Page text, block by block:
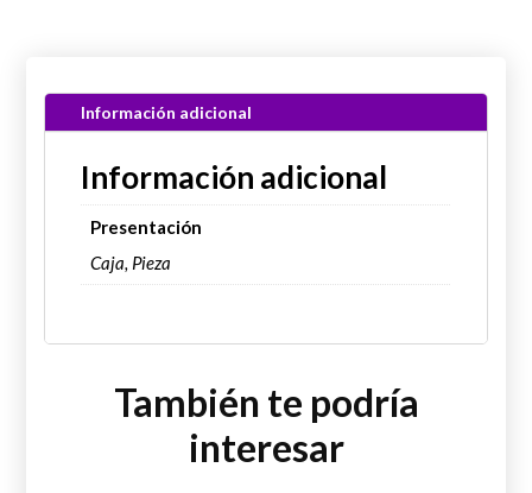
Información adicional
Información adicional
Presentación
Caja, Pieza
También te podría
interesar